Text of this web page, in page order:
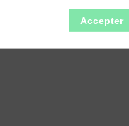
Accepter